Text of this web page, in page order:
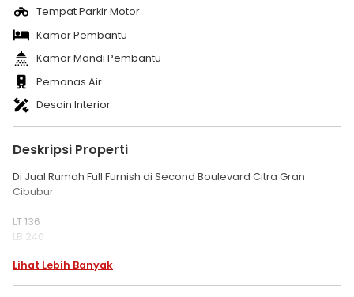
Tempat Parkir Motor
Kamar Pembantu
Kamar Mandi Pembantu
Pemanas Air
Desain Interior
Deskripsi Properti
Di Jual Rumah Full Furnish di Second Boulevard Citra Gran
Cibubur
LT 136
LB 240
km 2+1
Lihat Lebih Banyak